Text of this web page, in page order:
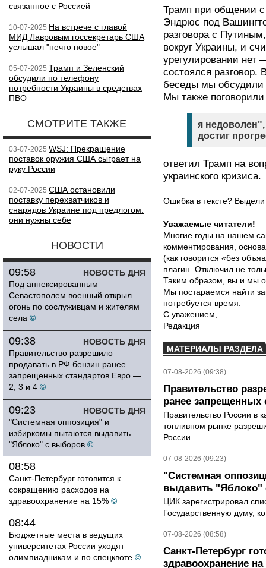
связанное с Россией
10-07-2025 На встрече с главой
МИД Лавровым госсекретарь США
услышал "нечто новое"
05-07-2025 Трамп и Зеленский
обсудили по телефону
потребности Украины в средствах
ПВО
СМОТРИТЕ ТАКЖЕ
03-07-2025 WSJ: Прекращение
поставок оружия США сыграет на
руку России
02-07-2025 США остановили
поставку перехватчиков и
снарядов Украине под предлогом:
они нужны себе
НОВОСТИ
НОВОСТЬ ДНЯ
09:58
Под аннексированным
Севастополем военный открыл
огонь по сослуживцам и жителям
села ©
НОВОСТЬ ДНЯ
09:38
Правительство разрешило
продавать в РФ бензин ранее
запрещенных стандартов Евро —
2, 3 и 4 ©
НОВОСТЬ ДНЯ
09:23
"Системная оппозиция" и
избиркомы пытаются выдавить
"Яблоко" с выборов ©
08:58
Санкт-Петербург готовится к
сокращению расходов на
здравоохранение на 15% ©
08:44
Бюджетные места в ведущих
университетах России уходят
олимпиадникам и по спецквоте ©
Трамп при общении
Эндрюс под
разговора с
вокруг Украины, и
урегулировании нет
состоялся разговор.
беседы мы
Мы также
я
достиг
ответил Трамп на
украинского кризиса.
Ошибка в тексте?
Уважаемые читатели!
Многие годы на нашем
комментирования,
(как говорится «без
плагин . Отключил не
Таким образом, вы и мы
Мы постараемся найти
потребуется время.
С уважением,
Редакция
МАТЕРИАЛЫ РАЗДЕЛА
07-08-2026 (09:38)
Правительство
ранее запрещенных
Правительство России в
топливном рынке
России...
07-08-2026 (09:23)
"Системная
выдавить "Яблоко"
ЦИК зарегистрировал
Государственную думу,
07-08-2026 (08:58)
Санкт-Петербург
здравоохранение на